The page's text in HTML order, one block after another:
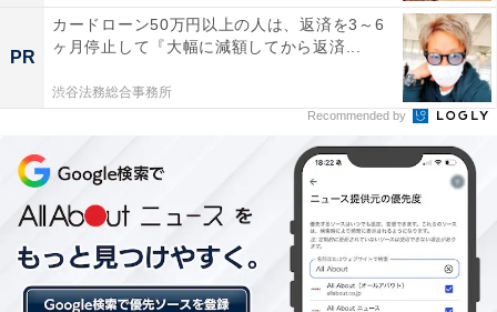
PR
カードローン50万円以上の人は、返済を3～6
ヶ月停止して『大幅に減額してから返済...
渋谷法務総合事務所
Recommended by